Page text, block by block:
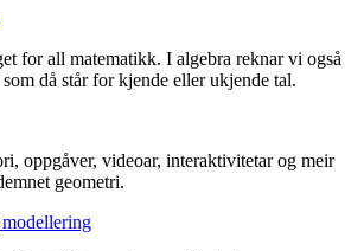
for all matematikk. I algebra reknar vi også
då står for kjende eller ukjende tal.
oppgåver, videoar, interaktivitetar og meir
geometri.